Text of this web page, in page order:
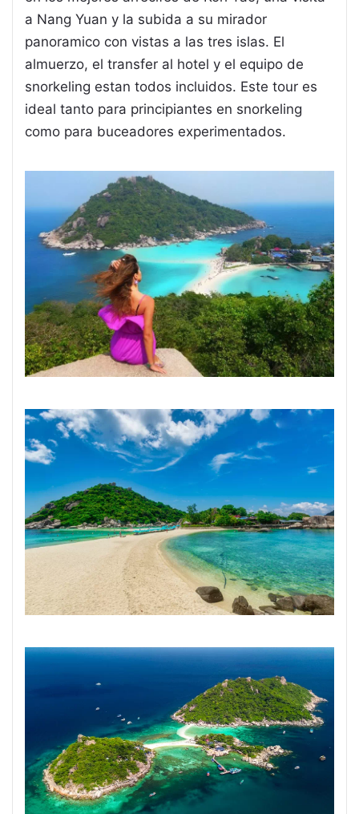
a Nang Yuan y la subida a su mirador
panoramico con vistas a las tres islas. El
almuerzo, el transfer al hotel y el equipo de
snorkeling estan todos incluidos. Este tour es
ideal tanto para principiantes en snorkeling
como para buceadores experimentados.